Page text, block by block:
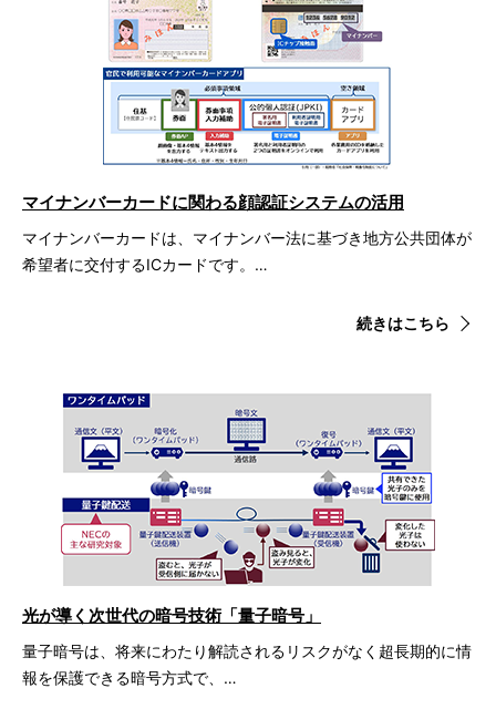
マイナンバーカードは、マイナンバー法に基づき地方公共団体が
希望者に交付するICカードです。…
続きはこちら
マイナンバーカードに関わる顔認証システムの活用
量子暗号は、将来にわたり解読されるリスクがなく超長期的に情
報を保護できる暗号方式で、…
光が導く次世代の暗号技術「量子暗号」